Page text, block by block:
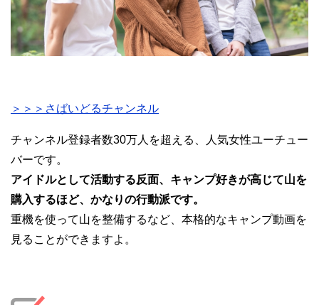
＞＞＞さばいどるチャンネル
チャンネル登録者数30万人を超える、人気女性ユーチュー
バーです。
アイドルとして活動する反面、キャンプ好きが高じて山を
購入するほど、かなりの行動派です。
重機を使って山を整備するなど、本格的なキャンプ動画を
見ることができますよ。